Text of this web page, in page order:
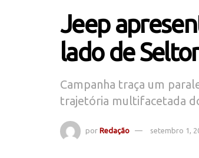
Jeep
lado de
Campanha traça um
trajetória multifacetada
por Redação setembro 1,